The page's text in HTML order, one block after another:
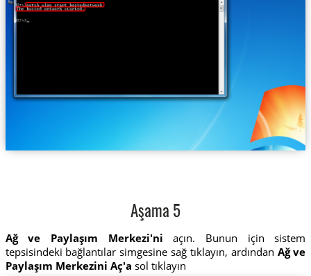
Aşama 5
Ağ ve Paylaşım Merkezi'ni açın. Bunun için sistem
tepsisindeki bağlantılar simgesine sağ tıklayın, ardından Ağ ve
Paylaşım Merkezini Aç'a sol tıklayın